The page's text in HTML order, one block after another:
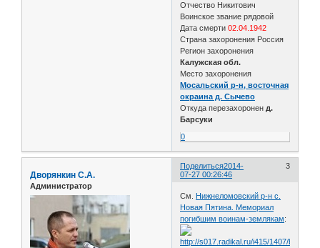
Отчество Никитович
Воинское звание рядовой
Дата смерти02.04.1942
Страна захоронения Россия
Регион захоронения
Калужская обл.
Место захоронения
Мосальский р-н, восточная
окраина д. Сычево
Откуда перезахоронен д.
Барсуки
0
Поделиться 3
2014-
07-27 00:26:46
Дворянкин С.А.
Администратор
См. Нижнеломовский р-н с.
Новая Пятина. Мемориал
погибшим воинам-землякам: